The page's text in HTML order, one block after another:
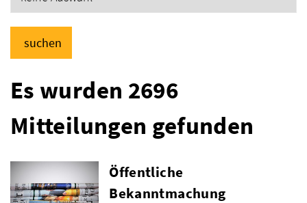
suchen
Es wurden 2696
Mitteilungen gefunden
Öffentliche
Bekanntmachung